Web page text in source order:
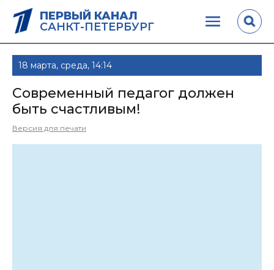
ПЕРВЫЙ КАНАЛ
САНКТ-ПЕТЕРБУРГ
18 марта, среда, 14:14
Современный педагог должен
быть счастливым!
Версия для печати